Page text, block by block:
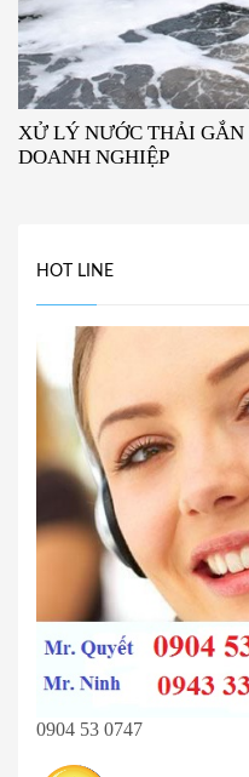
XỬ LÝ NƯỚC THẢI
DOANH NGHIỆP
HOT LINE
0904 53 0747